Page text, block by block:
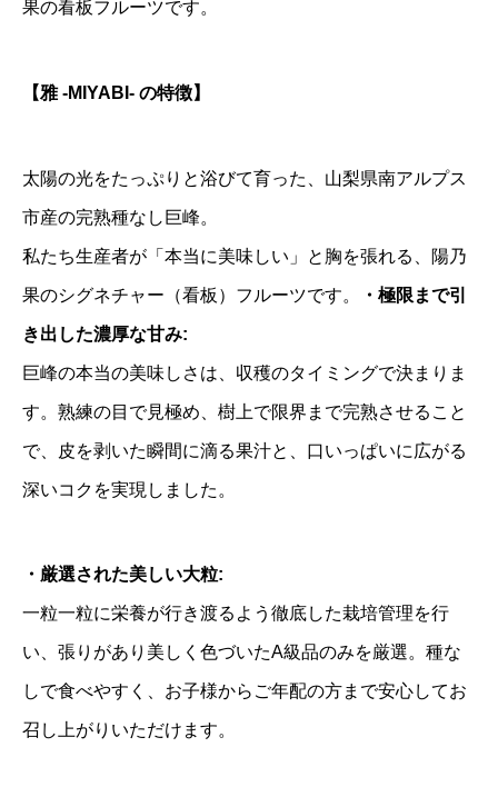
｜
2
〜
4
名
し
む
の
ひ
と
果の看板フルーツです。
【雅 -MIYABI- の特徴】
太陽の光をたっぷりと浴びて育った、山梨県南アルプス
市産の完熟種なし巨峰。
私たち生産者が「本当に美味しい」と胸を張れる、陽乃
果のシグネチャー（看板）フルーツです。 ・極限まで引
き出した濃厚な甘み:
巨峰の本当の美味しさは、収穫のタイミングで決まりま
す。熟練の目で見極め、樹上で限界まで完熟させること
で、皮を剥いた瞬間に滴る果汁と、口いっぱいに広がる
深いコクを実現しました。
・厳選された美しい大粒:
一粒一粒に栄養が行き渡るよう徹底した栽培管理を行
い、張りがあり美しく色づいたA級品のみを厳選。種な
しで食べやすく、お子様からご年配の方まで安心してお
召し上がりいただけます。